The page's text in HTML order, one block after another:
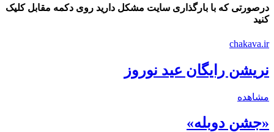
درصورتی که با بارگذاری سایت مشکل دارید روی دکمه مقابل کلیک
کنید
chakava.ir
نریشن رایگان عید نوروز
مشاهده
«جشن دوبله»